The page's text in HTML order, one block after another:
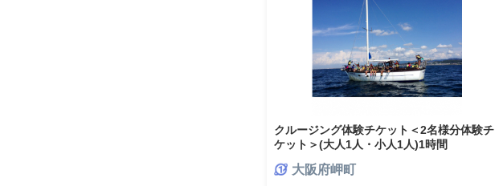
クルージング体験チケット＜2名様分体験チ
ケット＞(大人1人・小人1人)1時間
大阪府岬町